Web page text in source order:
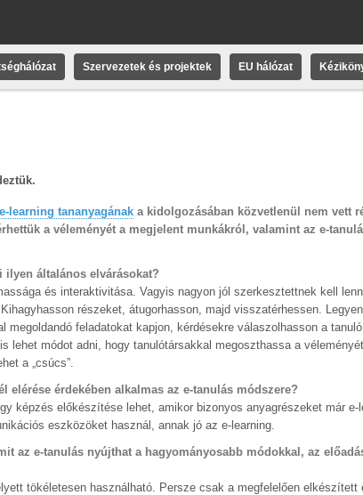
Szervezetek és projektek EU hálózat
e-learning tananyagának a kidolgozásában közvetlenül nem vett
a véleményét a megjelent munkákról, valamint az e-
ilyen általános elvárásokat?
és interaktivitása. Vagyis nagyon jól szerkesztettnek kell
részeket, átugorhasson, majd visszatérhessen.
feladatokat kapjon, kérdésekre válaszolhasson a
lehet módot adni, hogy tanulótársakkal megoszthassa a
a „csúcs”.
érdekében alkalmas az e-tanulás módszere?
képzés előkészítése lehet, amikor bizonyos anyagrészeket már e-
eszközöket használ, annak jó az e-learning.
az e-tanulás nyújthat a hagyományosabb módokkal, az
tökéletesen használható. Persze csak a megfelelően elkészített